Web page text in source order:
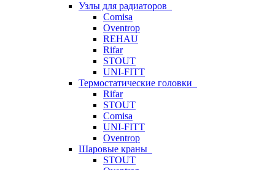
Узлы для радиаторов
Comisa
Oventrop
REHAU
Rifar
STOUT
UNI-FITT
Термостатические головки
Rifar
STOUT
Comisa
UNI-FITT
Oventrop
Шаровые краны
STOUT